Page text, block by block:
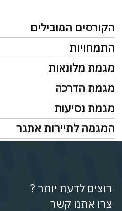
הקורסים המובילים
התמחויות
מגמת מלונאות
מגמת הדרכה
מגמת נסיעות
המגמה לתיירות אתגר
רוצים לדעת יותר ?
צרו אתנו קשר